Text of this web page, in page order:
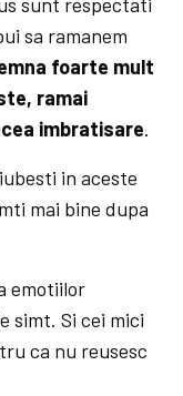
sa ramanem
foarte mult
ramai
imbratisare.
in aceste
mai bine dupa
emotiilor
simt. Si cei mici
ca nu reusesc